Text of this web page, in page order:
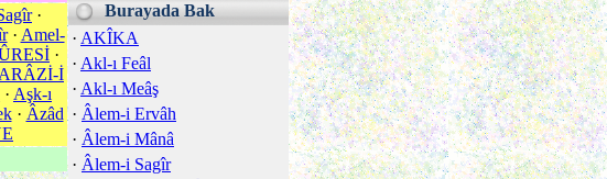
Burayada Bak
· AKÎKA
· Akl-ı Feâl
· Akl-ı Meâş
· Âlem-i Ervâh
· Âlem-i Mânâ
· Âlem-i Sagîr
·
· Amel-
·
ARÂZİ-İ
· Aşk-ı
· Âzâd